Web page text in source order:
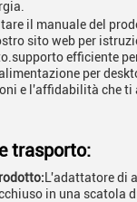
il manuale del
sito web per
efficiente
per
e l'affidabilità che ti
trasporto:
L'adattatore di
in una scatola